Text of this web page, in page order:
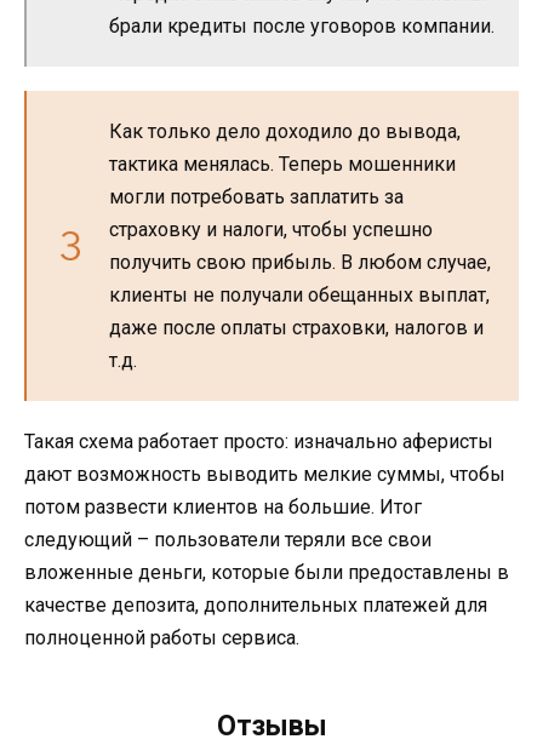
брали кредиты после уговоров компании.
Как только дело доходило до вывода,
тактика менялась. Теперь мошенники
могли потребовать заплатить за
страховку и налоги, чтобы успешно
получить свою прибыль. В любом случае,
клиенты не получали обещанных выплат,
даже после оплаты страховки, налогов и
т.д.
Такая схема работает просто: изначально аферисты
дают возможность выводить мелкие суммы, чтобы
потом развести клиентов на большие. Итог
следующий – пользователи теряли все свои
вложенные деньги, которые были предоставлены в
качестве депозита, дополнительных платежей для
полноценной работы сервиса.
Отзывы